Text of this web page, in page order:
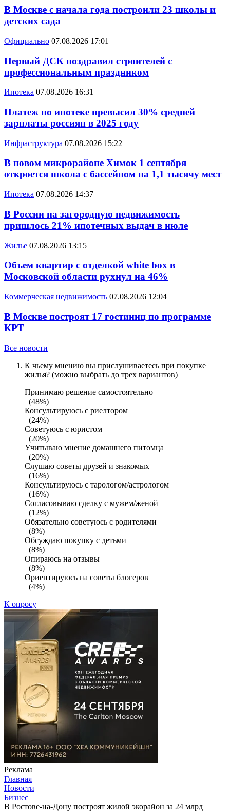
В Москве с начала года построили 23 школы и
детских сада
Официально 07.08.2026 17:01
Первый ДСК поздравил строителей с
профессиональным праздником
Ипотека 07.08.2026 16:31
Платеж по ипотеке превысил 30% средней
зарплаты россиян в 2025 году
Инфраструктура 07.08.2026 15:22
В новом микрорайоне Химок 1 сентября
откроется школа с бассейном на 1,1 тысячу мест
Ипотека 07.08.2026 14:37
В России на загородную недвижимость
пришлось 21% ипотечных выдач в июле
Жилье 07.08.2026 13:15
Объем квартир с отделкой white box в
Московской области рухнул на 46%
Коммерческая недвижимость 07.08.2026 12:04
В Москве построят 17 гостиниц по программе
КРТ
Все новости
К чьему мнению вы прислушиваетесь при покупке
жилья? (можно выбрать до трех вариантов)
Принимаю решение самостоятельно
(48%)
Консультируюсь с риелтором
(24%)
Советуюсь с юристом
(20%)
Учитываю мнение домашнего питомца
(20%)
Слушаю советы друзей и знакомых
(16%)
Консультируюсь с тарологом/астрологом
(16%)
Согласовываю сделку с мужем/женой
(12%)
Обязательно советуюсь с родителями
(8%)
Обсуждаю покупку с детьми
(8%)
Опираюсь на отзывы
(8%)
Ориентируюсь на советы блогеров
(4%)
К опросу
Реклама
Главная
Новости
Бизнес
В Ростове-на-Дону построят жилой экорайон за 24 млрд